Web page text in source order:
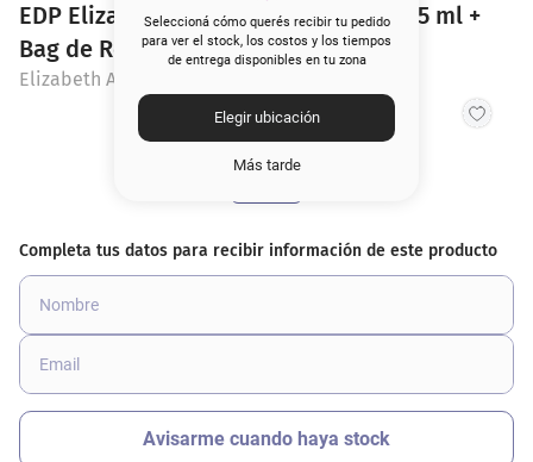
Seleccioná cómo querés recibir tu pedido
para ver el stock, los costos y los tiempos
de entrega disponibles en tu zona
Elegir ubicación
Más tarde
EDP Elizabeth Arden 5Th Avenue x 125 ml +
Bag de Regalo
Elizabeth Arden
5. corrector
rubor
nyx
cher